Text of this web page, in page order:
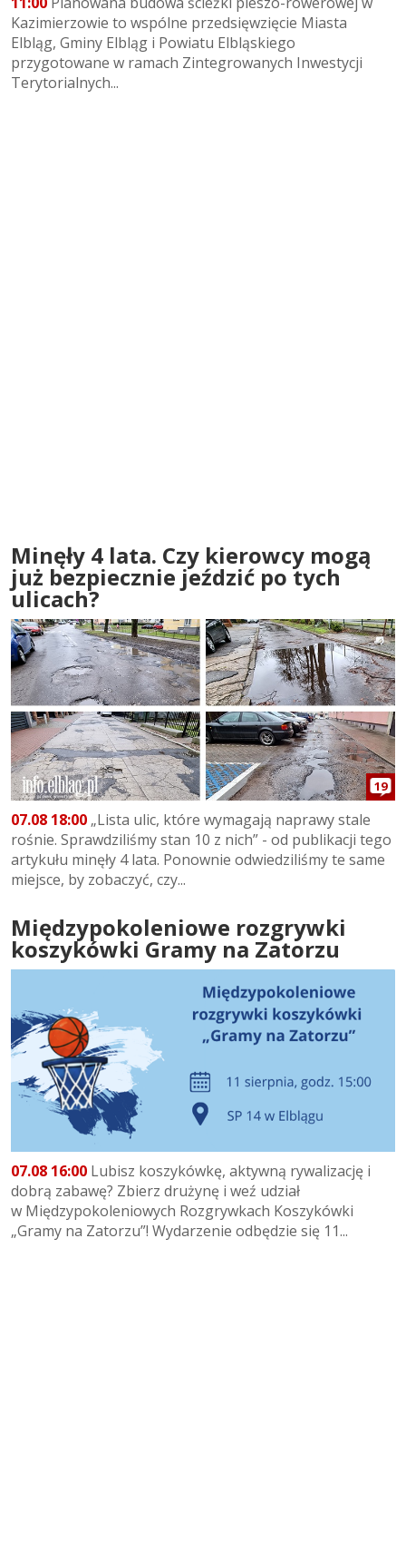
Kazimierzowie to wspólne przedsięwzięcie Miasta
Elbląg, Gminy Elbląg i Powiatu Elbląskiego
przygotowane w ramach Zintegrowanych Inwestycji
Terytorialnych...
Minęły 4 lata. Czy kierowcy mogą
już bezpiecznie jeździć po tych
ulicach?
19
07.08 18:00 „Lista ulic, które wymagają naprawy stale
rośnie. Sprawdziliśmy stan 10 z nich” - od publikacji tego
artykułu minęły 4 lata. Ponownie odwiedziliśmy te same
miejsce, by zobaczyć, czy...
Międzypokoleniowe rozgrywki
koszykówki Gramy na Zatorzu
07.08 16:00 Lubisz koszykówkę, aktywną rywalizację i
dobrą zabawę? Zbierz drużynę i weź udział
w Międzypokoleniowych Rozgrywkach Koszykówki
„Gramy na Zatorzu”! Wydarzenie odbędzie się 11...